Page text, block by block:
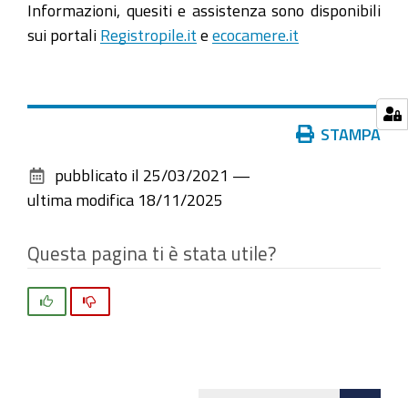
Informazioni, quesiti e assistenza sono disponibili
sui portali Registropile.it e ecocamere.it
documento
STAMPA
pubblicato il 25/03/2021 —
ultima modifica 18/11/2025
Questa pagina ti è stata utile?